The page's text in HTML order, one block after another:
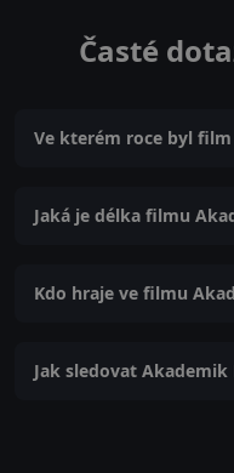
Časté
Ve kterém roce byl
Jaká je délka filmu
Kdo hraje ve filmu
Jak sledovat Akademik